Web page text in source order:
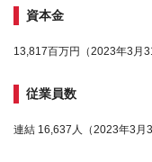
資本金
13,817百万円（2023年3月
従業員数
連結 16,637人（2023年3月